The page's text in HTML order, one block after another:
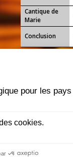
Cantique de
Marie
Conclusion